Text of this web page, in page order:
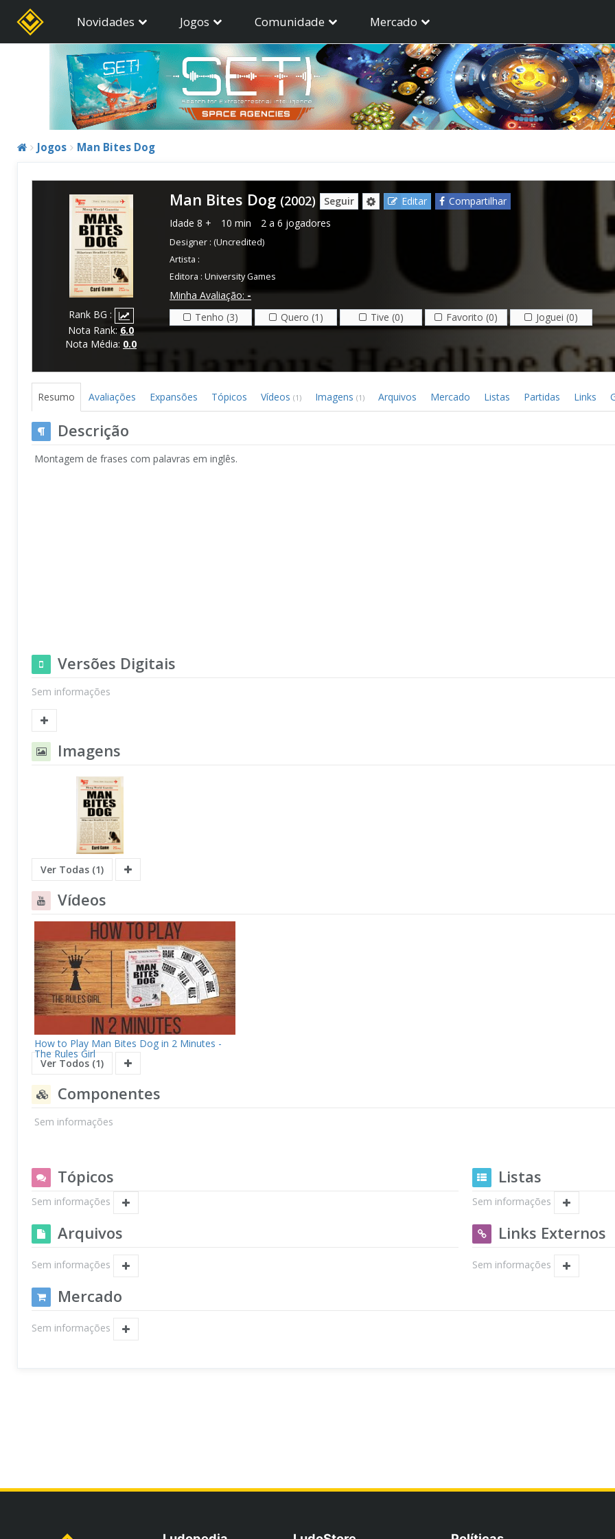
Novidades Jogos Comunidade Mercado
Jogos Man Bites Dog
Rank BG :
Nota Rank: 6.0
Nota Média: 0.0
Man Bites Dog (2002) Seguir Editar
Compartilhar
Idade 8 + 10 min 2 a 6 jogadores
Designer : (Uncredited)
Artista :
Editora : University Games
Minha Avaliação: -
Tenho (3)
Quero (1) Tive (0) Favorito (0) Joguei (0)
Resumo Avaliações Expansões Tópicos Vídeos (1) Imagens (1) Arquivos Mercado Listas Partidas Links
Descrição
Montagem de frases com palavras em inglês.
Versões Digitais
Sem informações
Imagens
Ver Todas (1)
Vídeos
How to Play Man Bites Dog in 2 Minutes -
The Rules Girl
Ver Todos (1)
Componentes
Sem informações
Tópicos
Sem informações
Listas
Sem informações
Arquivos
Sem informações
Links Externos
Sem informações
Mercado
Sem informações